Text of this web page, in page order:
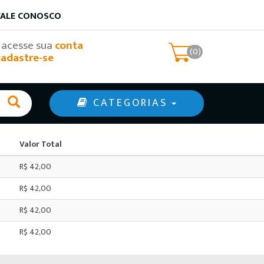
CONOSCO
suaconta
se (0)
CATEGORIAS
Valor Total
R$ 42,00
R$ 42,00
R$ 42,00
R$ 42,00